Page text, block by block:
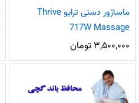
ماساژور دستی ترایو Thrive
717W Massage
۳,۵۰۰,۰۰۰ تومان